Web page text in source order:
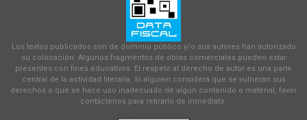
Los textos publicados son de dominio público y/o sus autores han autorizado
su colocación. Algunos fragmentos de obras comerciales pueden estar
presentes con fines educativos. El respeto al derecho de autor es una parte
central de la actividad literaria. Si alguien considera que se vulneran sus
derechos o que se hace uso inadecuado de algún contenido o material, favor
contáctenos para retirarlo de inmediato.